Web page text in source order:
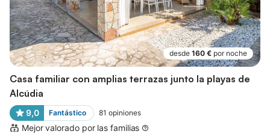
desde 160 € por noche
Casa familiar con amplias terrazas junto la playas de
Alcúdia
9,0 Fantástico 81 opiniones
Mejor valorado por las familias